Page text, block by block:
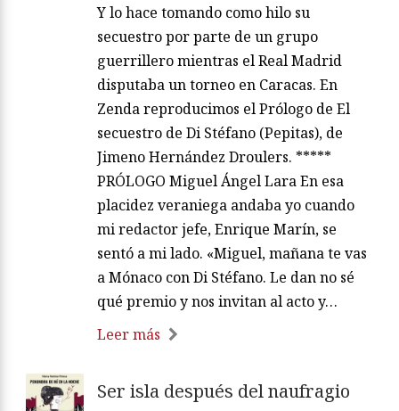
Y lo hace tomando como hilo su
secuestro por parte de un grupo
guerrillero mientras el Real Madrid
disputaba un torneo en Caracas. En
Zenda reproducimos el Prólogo de El
secuestro de Di Stéfano (Pepitas), de
Jimeno Hernández Droulers. *****
PRÓLOGO Miguel Ángel Lara En esa
placidez veraniega andaba yo cuando
mi redactor jefe, Enrique Marín, se
sentó a mi lado. «Miguel, mañana te vas
a Mónaco con Di Stéfano. Le dan no sé
qué premio y nos invitan al acto y…
Leer más
Ser isla después del naufragio